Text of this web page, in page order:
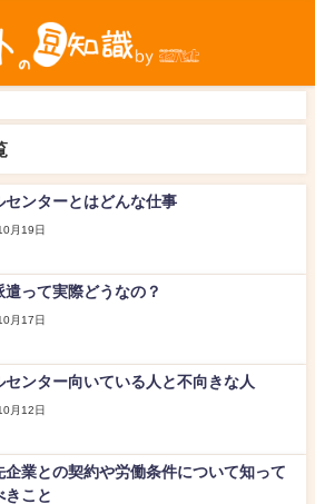
センターとはどんな仕事
月19日
遣って実際どうなの？
月17日
センター向いている人と不向きな人
月12日
企業との契約や労働条件について知って
きこと